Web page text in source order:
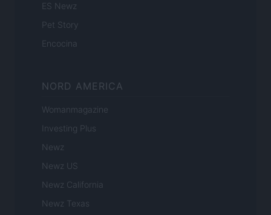
ES Newz
Pet Story
Encocina
NORD AMERICA
Womanmagazine
Investing Plus
Newz
Newz US
Newz California
Newz Texas